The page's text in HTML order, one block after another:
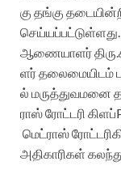
கு தங்கு
செய்யப்பட்டுள்ளது
ஆணையாளர்
ளர்தலைமையிடம்
ல் மருத்துவமனை
ராஸ்ரோட்டரி கிளப்
மெட்ராஸ்ரோட்டரி
அதிகாரிகள்